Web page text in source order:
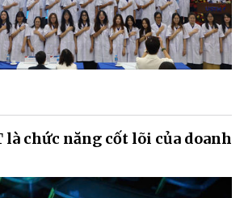
chức năng cốt lõi của doanh